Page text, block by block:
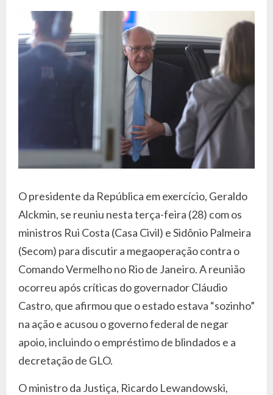
O presidente da República em exercício, Geraldo
Alckmin, se reuniu nesta terça-feira (28) com os
ministros Rui Costa (Casa Civil) e Sidônio Palmeira
(Secom) para discutir a megaoperação contra o
Comando Vermelho no Rio de Janeiro. A reunião
ocorreu após críticas do governador Cláudio
Castro, que afirmou que o estado estava “sozinho”
na ação e acusou o governo federal de negar
apoio, incluindo o empréstimo de blindados e a
decretação de GLO.
O ministro da Justiça, Ricardo Lewandowski,